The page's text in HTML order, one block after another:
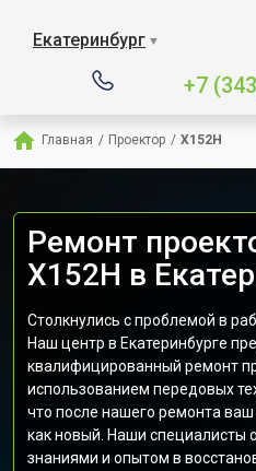
Екатеринбург ▼
+7
Главная / Проектор / X152H
Ремонт
X152H в
Столкнулись с проблемой в
Наш центр в Екатеринбурге
квалифицированный ремонт
использованием передовых
что после нашего ремонта
как новый. Наши специалисты
знаниями и опытом в